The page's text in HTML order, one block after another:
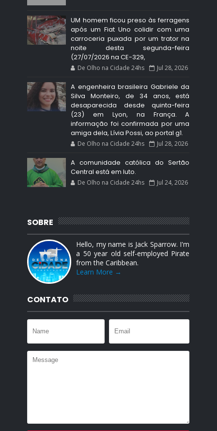
UM homem ficou preso às ferragens
após um Fiat Uno colidir com uma
carroceria puxada por um trator na
noite desta segunda-feira
(27/07/2026 na CE-329,
De Olho na Cidade 24hs Jul 28, 2026
A engenheira brasileira Gabriele da
Silva Monteiro, de 34 anos, está
desaparecida desde quinta-feira
(23) em Lyon, na França. A
informação foi confirmada por uma
amiga dela, Lívia Possi, ao portal g1.
De Olho na Cidade 24hs Jul 28, 2026
A comunidade católica do Sertão
Central está em luto.
De Olho na Cidade 24hs Jul 24, 2026
SOBRE
Hello, my name is Jack Sparrow. I'm
a 50 year old self-employed Pirate
from the Caribbean.
Learn More →
CONTATO